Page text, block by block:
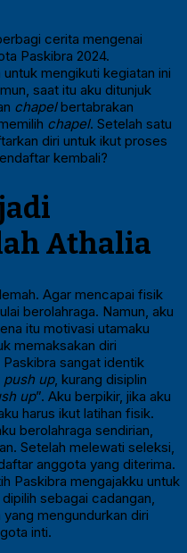
cerita mengenai
Paskibra 2024.
mengikuti kegiatan ini
saat itu aku ditunjuk
chapelbertabrakan
chapel. Setelah satu
diri untuk ikut proses
kembali?
Athalia
Agar mencapai fisik
berolahraga. Namun, aku
itu motivasi utamaku
memaksakan diri
sangat identik
push up, kurang disiplin
up”. Aku berpikir, jika aku
harus ikut latihan fisik.
berolahraga sendirian,
Setelah melewati seleksi,
anggota yang diterima.
Paskibra mengajakku untuk
sebagai cadangan,
mengundurkan diri
inti.